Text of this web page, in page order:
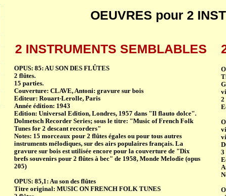
OPUS: 85: AU SON DES FLÛTES
2 flûtes.
15 parties.
Couverture: CLAVE, Antoni: gravure sur bois
Editeur: Rouart-Lerolle, Paris
Année édition: 1943
Edition: Universal Edition, Londres, 1957 dans "Il flauto dolce".
Dolmetsch Recorder Series; sous le titre: "Music of French Folk
Tunes for 2 descant recorders"
Notes: 15 morceaux pour 2 flûtes égales ou pour tous autres
instruments mélodiques, sur des airs populaires français. La
gravure sur bois est utilisée encore pour la couverture de "Dix
brefs souvenirs pour 2 flûtes à bec" de 1958, Monde Melodie (opus
205)
OPUS: 85,1: Au son des flûtes
Titre original: MUSIC ON FRENCH FOLK TUNES
2
3
2 INSTRUMENTS SEMBLABLES
OEUVRES pour 2